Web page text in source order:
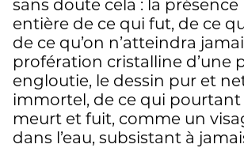
sans doute cela : la
entière de ce qui fut, de ce
de ce qu’on n’atteindra
profération cristalline d’une
engloutie, le dessin pur et
immortel, de ce qui pourtant
meurt et fuit, comme un
dans l’eau, subsistant à